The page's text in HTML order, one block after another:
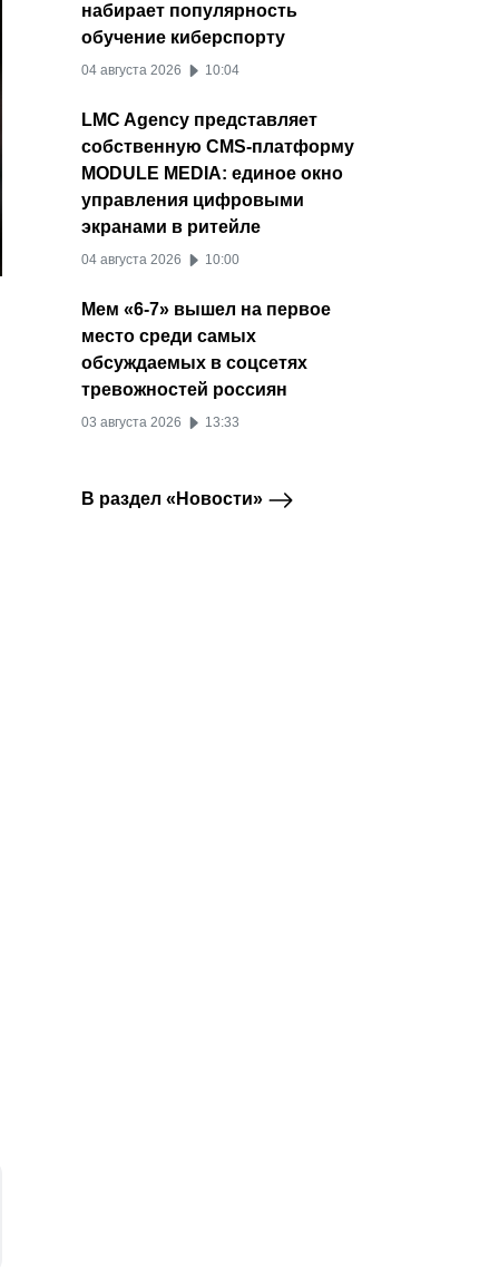
набирает популярность
обучение киберспорту
04 августа 2026 10:04
LMC Agency представляет
собственную CMS-платформу
MODULE MEDIA: единое окно
управления цифровыми
экранами в ритейле
04 августа 2026 10:00
Мем «6-7» вышел на первое
место среди самых
обсуждаемых в соцсетях
тревожностей россиян
03 августа 2026 13:33
В раздел «Новости»